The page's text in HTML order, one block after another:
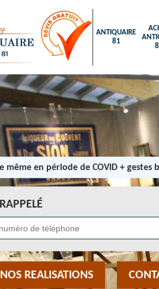
ANTIQUAIRE
81
même en période de COVID + gestes
REALISATIONS